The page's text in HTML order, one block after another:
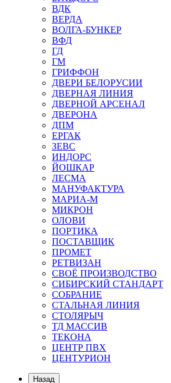
ВДК
ВЕРДА
ВОЛГА-БУНКЕР
ВФД
ГД
ГМ
ГРИФФОН
ДВЕРИ БЕЛОРУСИИ
ДВЕРНАЯ ЛИНИЯ
ДВЕРНОЙ АРСЕНАЛ
ДВЕРОНА
ДПМ
ЕРГАК
ЗЕВС
ИНДОРС
ЙОШКАР
ЛЕСМА
МАНУФАКТУРА
МАРИА-М
МИКРОН
ОЛОВИ
ПОРТИКА
ПОСТАВЩИК
ПРОМЕТ
РЕТВИЗАН
СВОЁ ПРОИЗВОДСТВО
СИБИРСКИЙ СТАНДАРТ
СОБРАНИЕ
СТАЛЬНАЯ ЛИНИЯ
СТОЛЯРЫЧ
ТД МАССИВ
ТЕКОНА
ЦЕНТР ПВХ
ЦЕНТУРИОН
Назад